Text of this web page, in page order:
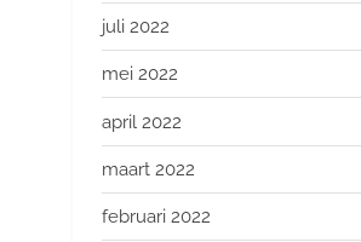
juli 2022
mei 2022
april 2022
maart 2022
februari 2022